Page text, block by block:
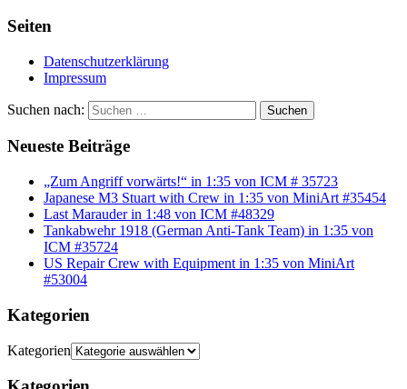
Seiten
Datenschutzerklärung
Impressum
Suchen nach: Suchen
Neueste Beiträge
„Zum Angriff vorwärts!“ in 1:35 von ICM # 35723
Japanese M3 Stuart with Crew in 1:35 von MiniArt #35454
Last Marauder in 1:48 von ICM #48329
Tankabwehr 1918 (German Anti-Tank Team) in 1:35 von
ICM #35724
US Repair Crew with Equipment in 1:35 von MiniArt
#53004
Kategorien
Kategorien